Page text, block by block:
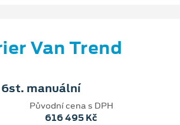
Van Trend
6st. manuální
Původní cena s DPH
616 495 Kč